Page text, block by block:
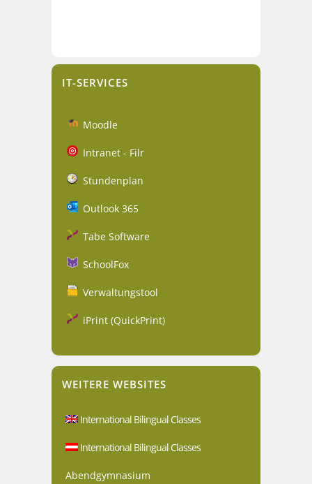
IT-SERVICES
Moodle
Intranet - Filr
Stundenplan
Outlook 365
Tabe Software
SchoolFox
Verwaltungstool
iPrint (QuickPrint)
WEITERE WEBSITES
International Bilingual Classes
International Bilingual Classes
Abendgymnasium